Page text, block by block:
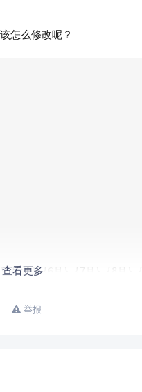
怎么修改呢？
查看更多
举报